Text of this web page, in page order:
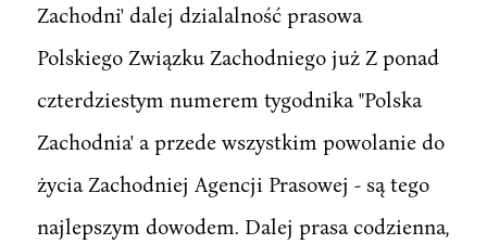
Zachodni' dalej dzialalność prasowa
Polskiego Związku Zachodniego już Z ponad
czterdziestym numerem tygodnika "Polska
Zachodnia' a przede wszystkim powolanie do
życia Zachodniej Agencji Prasowej - są tego
najlepszym dowodem. Dalej prasa codzienna,